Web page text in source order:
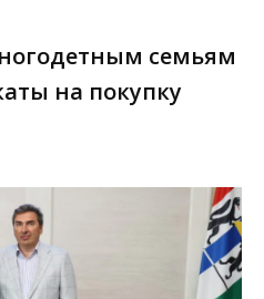
семьям
на покупку